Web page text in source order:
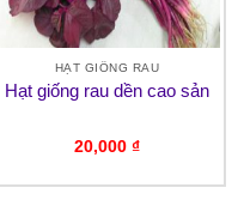
HẠT GIỐNG RAU
Hạt giống rau dền cao sản
20,000 ₫